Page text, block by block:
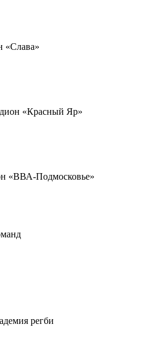
«Слава»
«Красный Яр»
«ВВА-Подмосковье»
регби